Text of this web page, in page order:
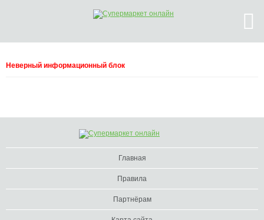
Неверный информационный блок
Главная
Правила
Партнёрам